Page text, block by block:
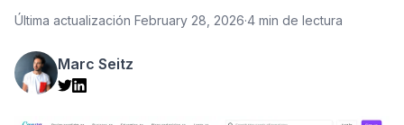
Última actualización February 28, 2026·4 min de lectura
Marc Seitz